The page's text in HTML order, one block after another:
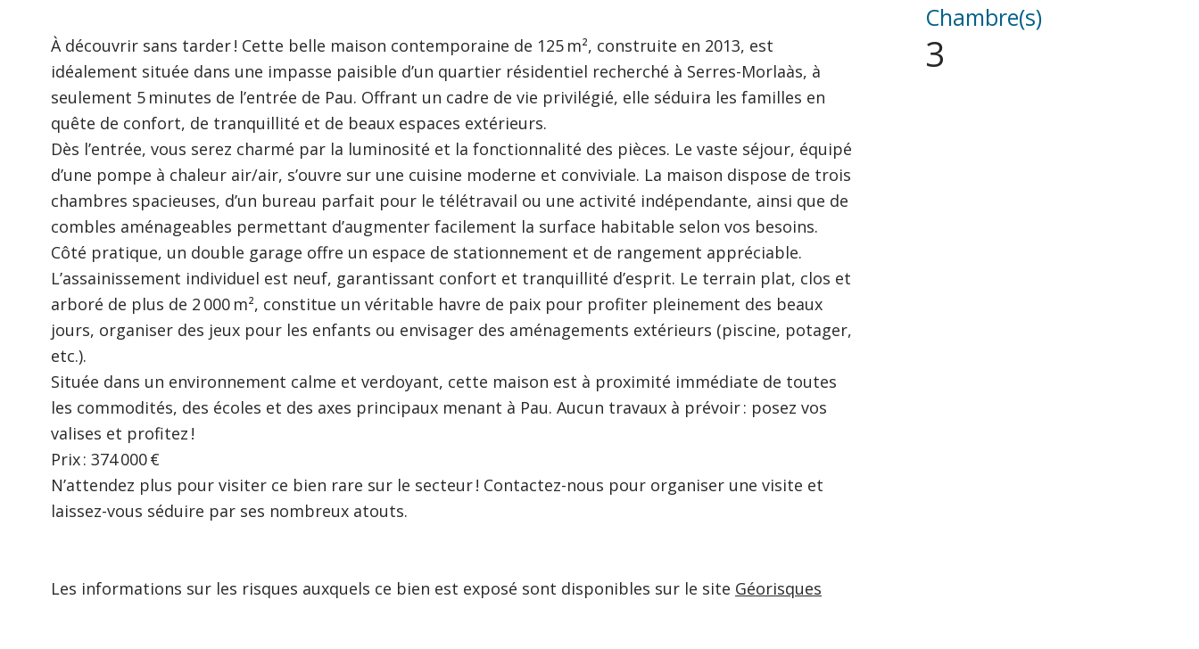
À découvrir sans tarder ! Cette belle maison contemporaine de 125 m², construite en 2013, est
idéalement située dans une impasse paisible d’un quartier résidentiel recherché à Serres-Morlaàs, à
seulement 5 minutes de l’entrée de Pau. Offrant un cadre de vie privilégié, elle séduira les familles en
quête de confort, de tranquillité et de beaux espaces extérieurs.
Dès l’entrée, vous serez charmé par la luminosité et la fonctionnalité des pièces. Le vaste séjour, équipé
d’une pompe à chaleur air/air, s’ouvre sur une cuisine moderne et conviviale. La maison dispose de trois
chambres spacieuses, d’un bureau parfait pour le télétravail ou une activité indépendante, ainsi que de
combles aménageables permettant d’augmenter facilement la surface habitable selon vos besoins.
Côté pratique, un double garage offre un espace de stationnement et de rangement appréciable.
L’assainissement individuel est neuf, garantissant confort et tranquillité d’esprit. Le terrain plat, clos et
arboré de plus de 2 000 m², constitue un véritable havre de paix pour profiter pleinement des beaux
jours, organiser des jeux pour les enfants ou envisager des aménagements extérieurs (piscine, potager,
etc.).
Située dans un environnement calme et verdoyant, cette maison est à proximité immédiate de toutes
les commodités, des écoles et des axes principaux menant à Pau. Aucun travaux à prévoir : posez vos
valises et profitez !
Prix : 374 000 €
N’attendez plus pour visiter ce bien rare sur le secteur ! Contactez-nous pour organiser une visite et
laissez-vous séduire par ses nombreux atouts.
Les informations sur les risques auxquels ce bien est exposé sont disponibles sur le site Géorisques
Chambre(s)
3